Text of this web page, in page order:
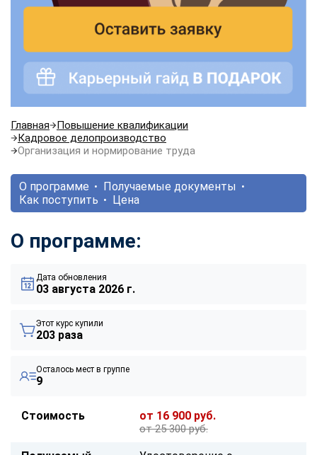
Главная
Повышение квалификации
Кадровое делопроизводство
Организация и нормирование труда
О программе
Получаемые документы
Как поступить
Цена
О программе:
Дата обновления
03 августа 2026 г.
Этот курс купили
203 раза
Осталось мест в группе
9
Стоимость от 16 900 руб.
от 25 300 руб.